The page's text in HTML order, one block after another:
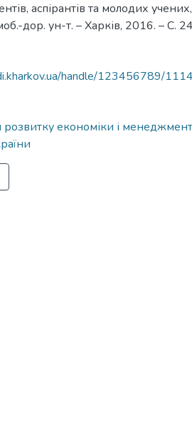
аспірантів та молодих
дор. ун-т. – Харків, 2016. – С.
handle/123456789/
розвитку економіки і